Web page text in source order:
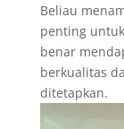
Beliau
penting
benar
berkualitas
ditetapkan.